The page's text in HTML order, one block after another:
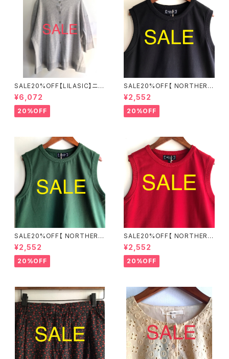
SALE20%OFF【LILASIC】ニッ
ト布帛カーディガン フリーサイ
ズ SDHE6138【リラシク by ノ
ースオブジェクト】
¥6,072
20%OFF
SALE20%OFF【 NORTHERN
TRUCK 】綿100％ カノコタン
クトップ ネイビー Mサイズ ND
CE6276【ノーザントラック】
¥2,552
20%OFF
SALE20%OFF【 NORTHERN
TRUCK 】綿100％ カノコタン
クトップ グリーン Mサイズ ND
CE6276【ノーザントラック】
¥2,552
20%OFF
SALE20%OFF【 NORTHERN
TRUCK 】綿100％ カノコタン
クトップ レッド Mサイズ NDCE
6276【ノーザントラック】
¥2,552
20%OFF